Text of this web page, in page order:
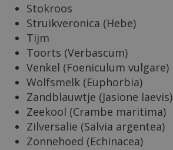
Stokroos
Struikveronica (Hebe)
Tijm
Toorts (Verbascum)
Venkel (Foeniculum vulgare)
Wolfsmelk (Euphorbia)
Zandblauwtje (Jasione laevis)
Zeekool (Crambe maritima)
Zilversalie (Salvia argentea)
Zonnehoed (Echinacea)